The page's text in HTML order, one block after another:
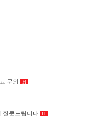
문의 H
질문드립니다 H